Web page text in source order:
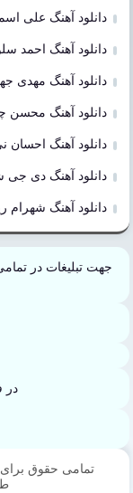
دانلود آهنگ علی
دانلود آهنگ احمد
دانلود آهنگ مهدی
دانلود آهنگ محسن
دانلود آهنگ احسان
دانلود آهنگ دی جی
دانلود آهنگ شهرام
جهت تبلیغات در
در
تمامی حقوق برای